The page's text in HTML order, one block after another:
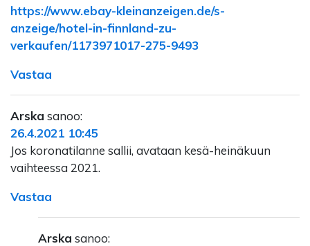
https://www.ebay-kleinanzeigen.de/s-
anzeige/hotel-in-finnland-zu-
verkaufen/1173971017-275-9493
Vastaa
Arska sanoo:
26.4.2021 10:45
Jos koronatilanne sallii, avataan kesä-heinäkuun
vaihteessa 2021.
Vastaa
Arska sanoo: